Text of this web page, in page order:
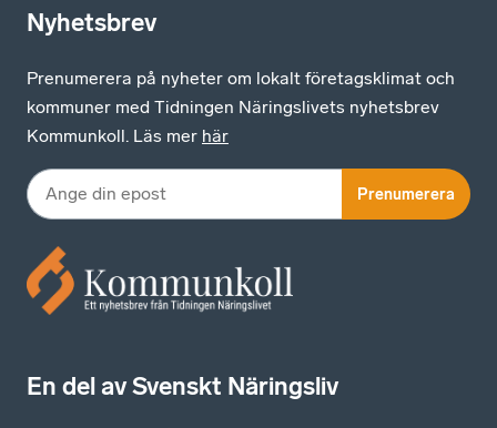
Nyhetsbrev
Prenumerera på nyheter om lokalt företagsklimat och
kommuner med Tidningen Näringslivets nyhetsbrev
Kommunkoll. Läs mer här
Prenumerera
En del av Svenskt Näringsliv